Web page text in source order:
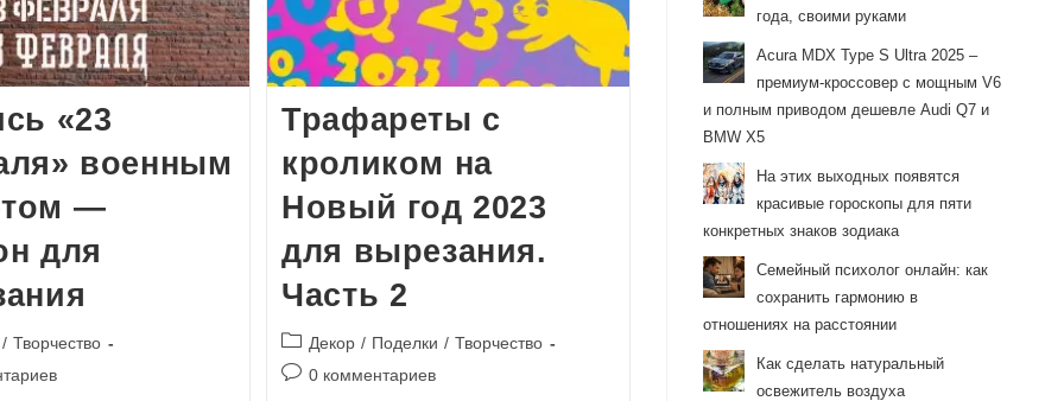
«23
военным
—
для
/ Творчество
Трафареты с
кроликом на
Новый год 2023
для вырезания.
Часть 2
Рубрика
записи:
Декор / Поделки / Творчество
Комментарии
0 комментариев
года, своими руками
Acura MDX Type S Ultra 2025 –
премиум-кроссовер с мощным V6
и полным приводом дешевле Audi Q7 и
BMW X5
На этих выходных появятся
красивые гороскопы для пяти
конкретных знаков зодиака
Семейный психолог онлайн: как
сохранить гармонию в
отношениях на расстоянии
Как сделать натуральный
освежитель воздуха